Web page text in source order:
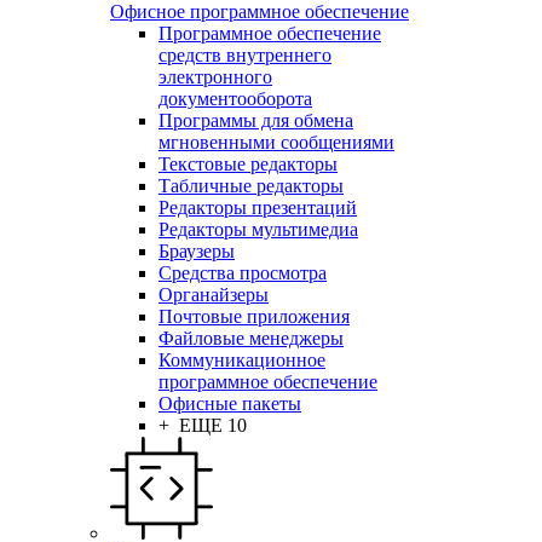
Офисное программное обеспечение
Программное обеспечение
средств внутреннего
электронного
документооборота
Программы для обмена
мгновенными сообщениями
Текстовые редакторы
Табличные редакторы
Редакторы презентаций
Редакторы мультимедиа
Браузеры
Средства просмотра
Органайзеры
Почтовые приложения
Файловые менеджеры
Коммуникационное
программное обеспечение
Офисные пакеты
+ ЕЩЕ 10